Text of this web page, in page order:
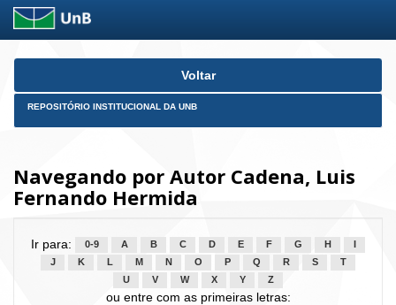
Skip
Voltar
REPOSITÓRIO INSTITUCIONAL DA UNB
Navegando por Autor Cadena, Luis
Fernando Hermida
Ir para: 0-9 A B C D E F G H
J
K L M N O P Q R S
T
U
V W X Y Z
ou entre com as primeiras letras: